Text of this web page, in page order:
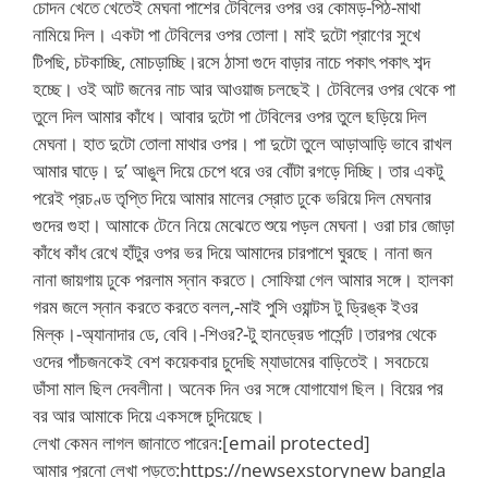
চোদন খেতে খেতেই মেঘনা পাশের টেবিলের ওপর ওর কোমড়-পিঠ-মাথা
নামিয়ে দিল। একটা পা টেবিলের ওপর তোলা। মাই দুটো প্রাণের সুখে
টিপছি, চটকাচ্ছি, মোচড়াচ্ছি।রসে ঠাসা গুদে বাড়ার নাচে পকাৎ পকাৎ শব্দ
হচ্ছে। ওই আট জনের নাচ আর আওয়াজ চলছেই। টেবিলের ওপর থেকে পা
তুলে দিল আমার কাঁধে। আবার দুটো পা টেবিলের ওপর তুলে ছড়িয়ে দিল
মেঘনা। হাত দুটো তোলা মাথার ওপর। পা দুটো তুলে আড়াআড়ি ভাবে রাখল
আমার ঘাড়ে। দু’ আঙুল দিয়ে চেপে ধরে ওর বোঁটা রগড়ে দিচ্ছি। তার একটু
পরেই প্রচণ্ড তৃপ্তি দিয়ে আমার মালের স্রোত ঢুকে ভরিয়ে দিল মেঘনার
গুদের গুহা। আমাকে টেনে নিয়ে মেঝেতে শুয়ে পড়ল মেঘনা। ওরা চার জোড়া
কাঁধে কাঁধ রেখে হাঁটুর ওপর ভর দিয়ে আমাদের চারপাশে ঘুরছে। নানা জন
নানা জায়গায় ঢুকে পরলাম স্নান করতে। সোফিয়া গেল আমার সঙ্গে। হালকা
গরম জলে স্নান করতে করতে বলল,-মাই পুসি ওয়ান্টস টু ড্রিঙ্ক ইওর
মিল্ক।-অ্যানাদার ডে, বেবি।-শিওর?-টু হানড্রেড পার্সেন্ট।তারপর থেকে
ওদের পাঁচজনকেই বেশ কয়েকবার চুদেছি ম্যাডামের বাড়িতেই। সবচেয়ে
ডাঁসা মাল ছিল দেবলীনা। অনেক দিন ওর সঙ্গে যোগাযোগ ছিল। বিয়ের পর
বর আর আমাকে দিয়ে একসঙ্গে চুদিয়েছে।
লেখা কেমন লাগল জানাতে পারেন:[email protected]
আমার পুরনো লেখা পড়তে:https://newsexstorynew bangla